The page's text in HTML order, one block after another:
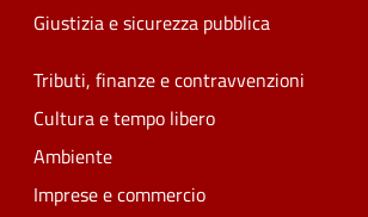
Giustizia e sicurezza pubblica
Tributi, finanze e contravvenzioni
Cultura e tempo libero
Ambiente
Imprese e commercio